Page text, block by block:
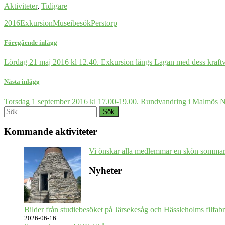
Aktiviteter, Tidigare
2016ExkursionMuseibesökPerstorp
Föregående inlägg
Lördag 21 maj 2016 kl 12.40. Exkursion längs Lagan med dess
Nästa inlägg
Torsdag 1 september 2016 kl 17.00-19.00. Rundvandring i Malmös
Sök
efter:
Kommande aktiviteter
Vi önskar alla medlemmar en skön
Nyheter
Bilder från studiebesöket på Järsekesåg och Hässleholms
2026-06-16